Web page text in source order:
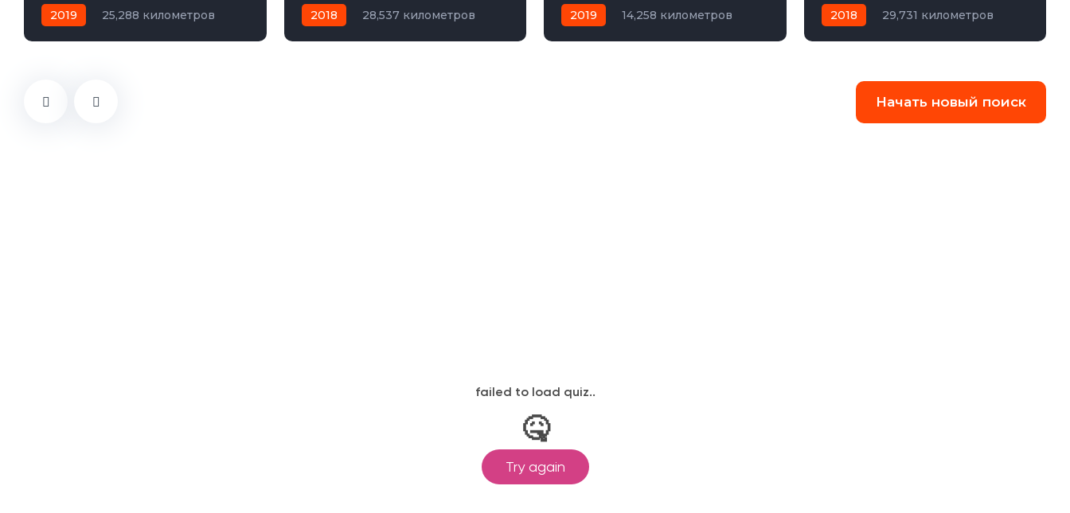
2019
25,288 километров
2018
28,537 километров
2019
14,258 километров
2018
29,731 километров
Начать новый поиск